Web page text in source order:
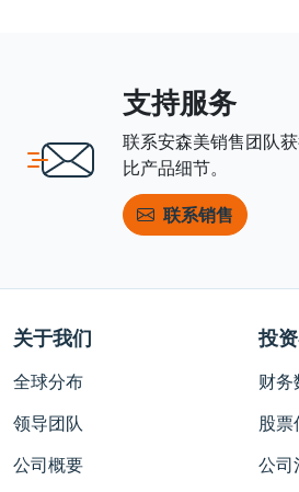
支持服务
联系安森美销售团队
比产品细节。
联系销售
关于我们
全球分布
领导团队
公司概要
投
财务
股票
公司